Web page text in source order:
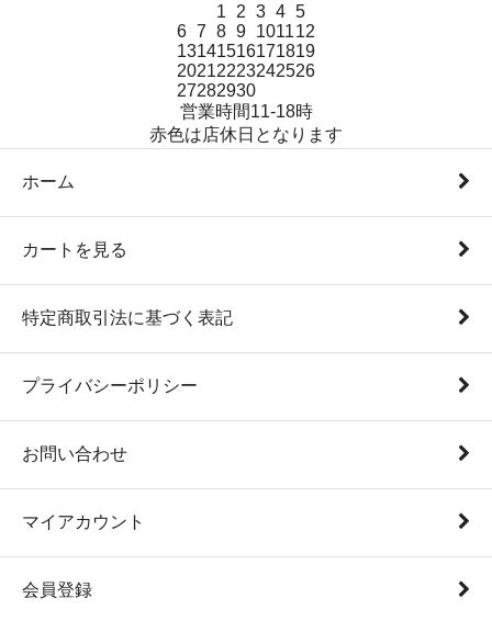
1
2 3 4 5
6 7 8 9 101112
13141516171819
20212223242526
27282930
営業時間11-18時
赤色は店休日となります
ホーム
カートを見る
特定商取引法に基づく表記
プライバシーポリシー
お問い合わせ
マイアカウント
会員登録